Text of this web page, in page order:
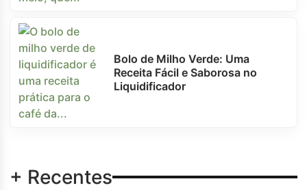
Bolo de Milho Verde: Uma
Receita Fácil e Saborosa no
Liquidificador
+ Recentes